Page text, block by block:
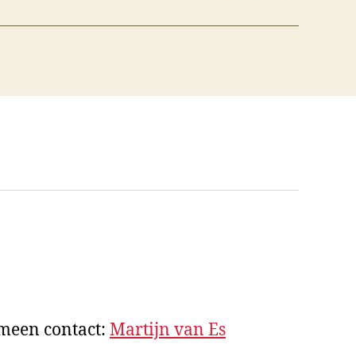
contact: Martijn van Es